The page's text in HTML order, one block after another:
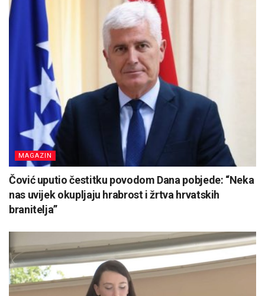
MAGAZIN
Čović uputio čestitku povodom Dana pobjede: “Neka
nas uvijek okupljaju hrabrost i žrtva hrvatskih
branitelja”